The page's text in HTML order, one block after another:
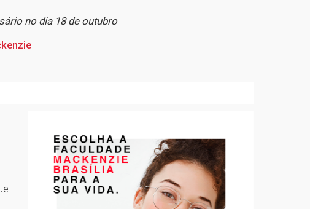
no dia 18 de outubro